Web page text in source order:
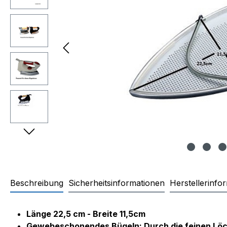
Beschreibung Sicherheitsinformationen
Produktinformationen
Länge 22,5 cm - Breite 11,5cm